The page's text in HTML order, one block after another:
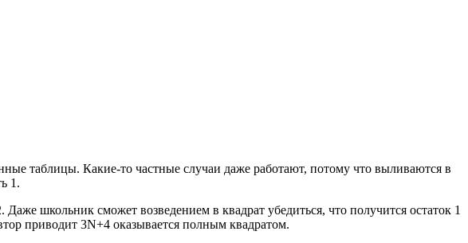
таблицы. Какие-то частные случаи даже работают, потому что выливаются в
1.
школьник сможет возведением в квадрат убедиться, что получится остаток 1
приводит 3N+4 оказывается полным квадратом.